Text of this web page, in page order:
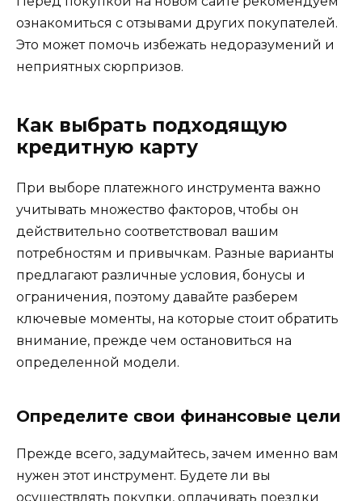
ознакомиться с отзывами других покупателей.
Это может помочь избежать недоразумений и
неприятных сюрпризов.
Как выбрать подходящую
кредитную карту
При выборе платежного инструмента важно
учитывать множество факторов, чтобы он
действительно соответствовал вашим
потребностям и привычкам. Разные варианты
предлагают различные условия, бонусы и
ограничения, поэтому давайте разберем
ключевые моменты, на которые стоит обратить
внимание, прежде чем остановиться на
определенной модели.
Определите свои финансовые цели
Прежде всего, задумайтесь, зачем именно вам
нужен этот инструмент. Будете ли вы
осуществлять покупки, оплачивать поездки